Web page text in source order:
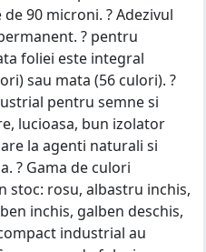
90 microni. ? Adezivul
? pentru
foliei este integral
sau mata (56 culori). ?
pentru semne si
lucioasa, bun izolator
la agenti naturali si
? Gama de culori
stoc: rosu, albastru inchis,
inchis, galben deschis,
industrial au